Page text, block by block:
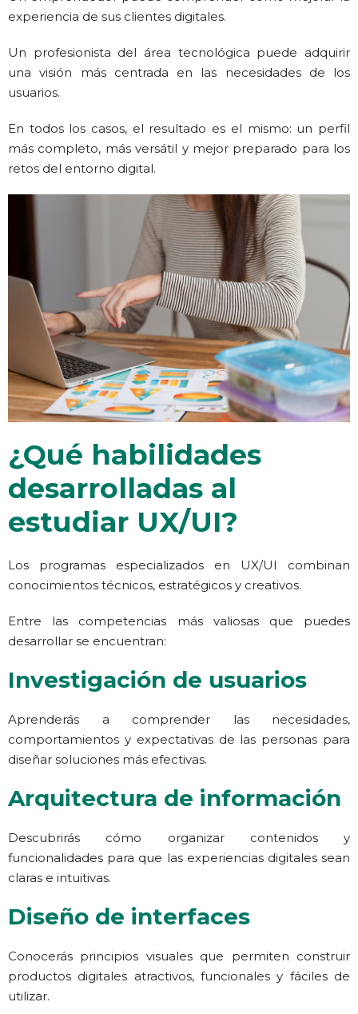
experiencia de sus clientes digitales.
Un profesionista del área tecnológica puede adquirir
una visión más centrada en las necesidades de los
usuarios.
En todos los casos, el resultado es el mismo: un perfil
más completo, más versátil y mejor preparado para los
retos del entorno digital.
¿Qué habilidades
desarrolladas al
estudiar UX/UI?
Los programas especializados en UX/UI
combinan
conocimientos técnicos, estratégicos y creativos.
Entre las competencias más valiosas que puedes
desarrollar se encuentran:
Investigación de usuarios
Aprenderás a comprender las necesidades,
comportamientos y expectativas de las personas para
diseñar soluciones más efectivas.
Arquitectura de información
Descubrirás cómo organizar contenidos y
funcionalidades para que las experiencias digitales sean
claras e intuitivas.
Diseño de interfaces
Conocerás principios visuales que permiten construir
productos digitales atractivos, funcionales y fáciles de
utilizar.